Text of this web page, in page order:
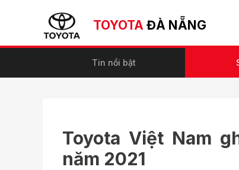
TOYOTA ĐÀ NẴNG
Tin nổi bật
Toyota Việt Nam
năm 2021